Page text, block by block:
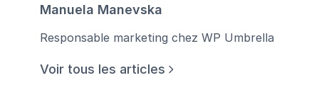
Manuela Manevska
Responsable marketing chez WP Umbrella
Voir tous les articles